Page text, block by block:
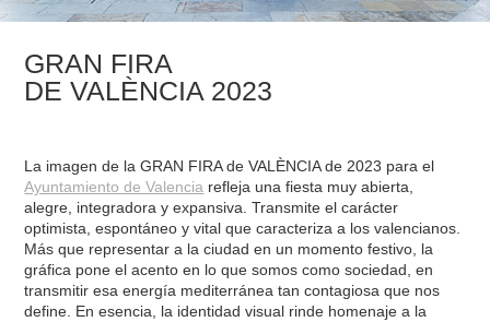
GRAN FIRA
DE VALÈNCIA 2023
La imagen de la GRAN FIRA de VALÈNCIA de 2023 para el
Ayuntamiento de Valencia refleja una fiesta muy abierta,
alegre, integradora y expansiva. Transmite el carácter
optimista, espontáneo y vital que caracteriza a los valencianos.
Más que representar a la ciudad en un momento festivo, la
gráfica pone el acento en lo que somos como sociedad, en
transmitir esa energía mediterránea tan contagiosa que nos
define. En esencia, la identidad visual rinde homenaje a la